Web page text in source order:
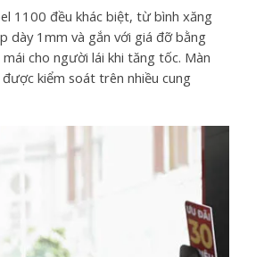
1100 đều khác biệt, từ bình xăng
dày 1mm và gắn với giá đỡ bằng
cho người lái khi tăng tốc. Màn
kiểm soát trên nhiều cung